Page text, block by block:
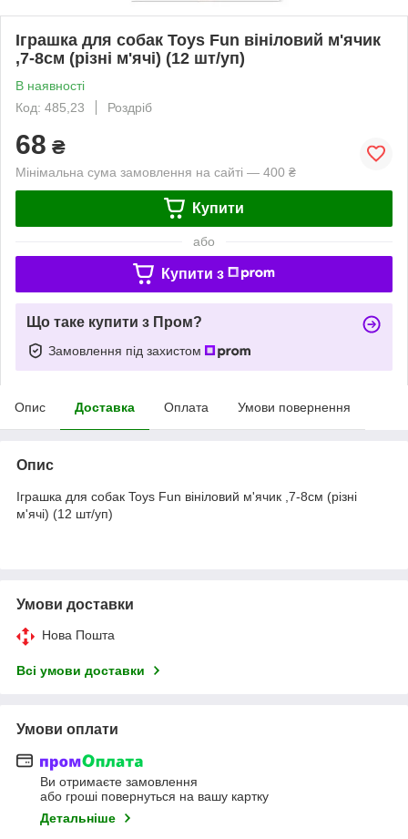
Іграшка для собак Toys Fun вініловий м'ячик
,7-8см (різні м'ячі) (12 шт/уп)
В наявності
Код: 485,23
Роздріб
68 ₴
Мінімальна сума замовлення на сайті — 400 ₴
Купити
або
Купити з
Що таке купити з Пром?
Замовлення під захистом
Опис Доставка Оплата Умови повернення
Опис
Іграшка для собак Toys Fun вініловий м'ячик ,7-8см (різні
м'ячі) (12 шт/уп)
Умови доставки
Нова Пошта
Всі умови доставки
Умови оплати
Ви отримаєте замовлення
або гроші повернуться на вашу картку
Детальніше